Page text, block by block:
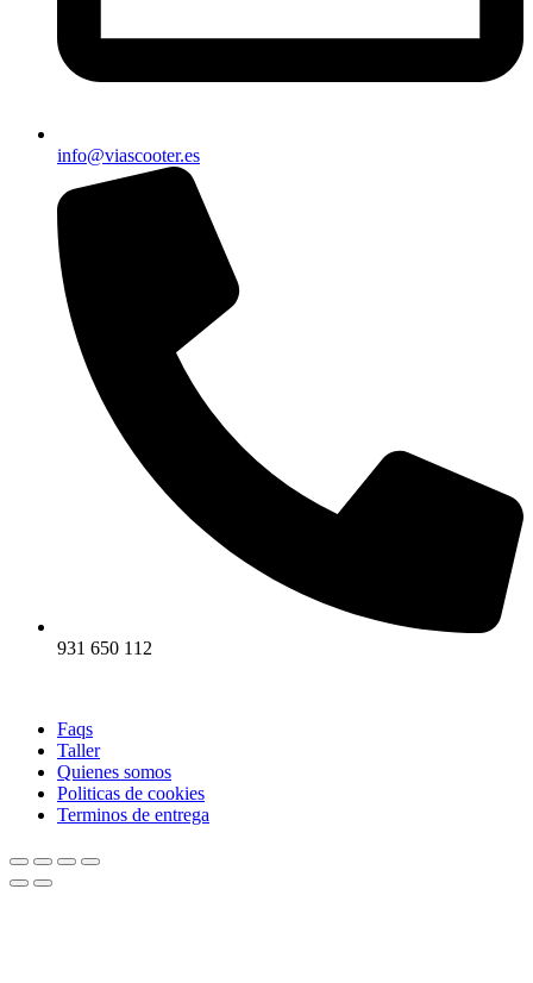
info@viascooter.es
931 650 112
Faqs
Taller
Quienes somos
Politicas de cookies
Terminos de entrega